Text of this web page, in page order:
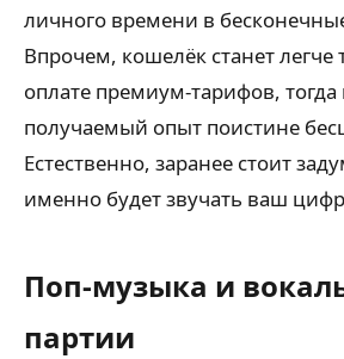
личного времени в
Впрочем, кошелёк станет легче
оплате премиум-тарифов, тогда
получаемый опыт поистине
Естественно, заранее стоит
именно будет звучать ваш
Поп-музыка и
партии